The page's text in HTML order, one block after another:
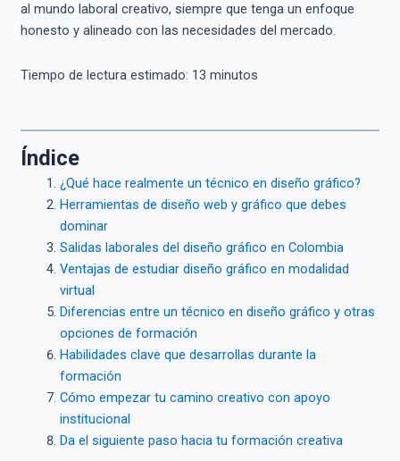
al mundo laboral creativo, siempre que tenga un enfoque
honesto y alineado con las necesidades del mercado.
Tiempo de lectura estimado: 13 minutos
Índice
¿Qué hace realmente un técnico en diseño gráfico?
Herramientas de diseño web y gráfico que debes
dominar
Salidas laborales del diseño gráfico en Colombia
Ventajas de estudiar diseño gráfico en modalidad
virtual
Diferencias entre un técnico en diseño gráfico y otras
opciones de formación
Habilidades clave que desarrollas durante la
formación
Cómo empezar tu camino creativo con apoyo
institucional
Da el siguiente paso hacia tu formación creativa